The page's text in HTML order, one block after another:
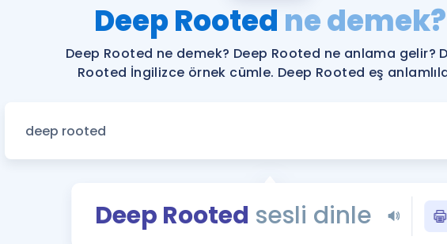
YDS ve YÖKDİL
YDS ve YÖKDİL'e
Tüm ÖSYM
Blog
YDS - YÖKDİL
Deep Rooted ne demek?
Deep Rooted ne demek? Deep Rooted ne anlama gelir?
Rooted İngilizce örnek cümle. Deep Rooted eş
Deep Rooted sesli dinle